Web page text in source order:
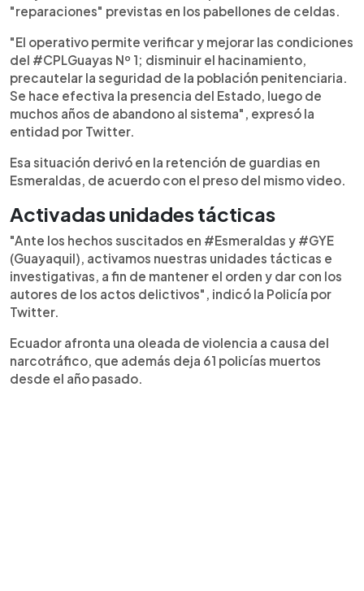
"reparaciones" previstas en los pabellones de celdas.
"El operativo permite verificar y mejorar las condiciones
del #CPLGuayas Nº 1; disminuir el hacinamiento,
precautelar la seguridad de la población penitenciaria.
Se hace efectiva la presencia del Estado, luego de
muchos años de abandono al sistema", expresó la
entidad por Twitter.
Esa situación derivó en la retención de guardias en
Esmeraldas, de acuerdo con el preso del mismo video.
Activadas unidades tácticas
"Ante los hechos suscitados en #Esmeraldas y #GYE
(Guayaquil), activamos nuestras unidades tácticas e
investigativas, a fin de mantener el orden y dar con los
autores de los actos delictivos", indicó la Policía por
Twitter.
Ecuador afronta una oleada de violencia a causa del
narcotráfico, que además deja 61 policías muertos
desde el año pasado.